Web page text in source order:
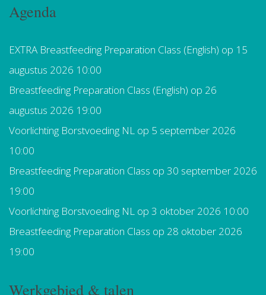
Agenda
EXTRA Breastfeeding Preparation Class (English) op 15
augustus 2026 10:00
Breastfeeding Preparation Class (English) op 26
augustus 2026 19:00
Voorlichting Borstvoeding NL op 5 september 2026
10:00
Breastfeeding Preparation Class op 30 september 2026
19:00
Voorlichting Borstvoeding NL op 3 oktober 2026 10:00
Breastfeeding Preparation Class op 28 oktober 2026
19:00
Werkgebied & talen